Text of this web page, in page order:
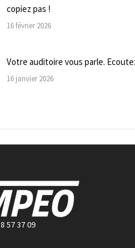
copiez pas !
16 février 2026
Votre auditoire vous parle.
16 janvier 2026
57 37 09